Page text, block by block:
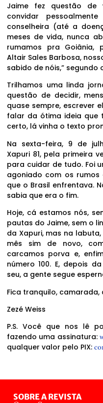
Jaime fez questão de
convidar
conselheira (até a
meses de vida, nunca
rumamos pra Goiânia,
Altair Sales Barbosa,
sabido de nóis,” segundo
Trilhamos uma linda
questão de decidir,
quase sempre, escrever
falar da ótima ideia que
certo, lá vinha o texto
Na sexta-feira, 9 de
Xapuri 81, pela primeira
para cuidar de tudo. Foi
agoniado com os
que o Brasil enfrentava.
sabia que era o fim.
Hoje, cá estamos nós,
pautas do Jaime, sem o
da Xapuri, mas na
mês sim de novo,
carcamos porva e,
número 100. E, depois
seu, a gente segue
Fica tranquilo,
Zezé Weiss
P.S. Você que nos lê
fazendo uma assinatura:
qualquer valor pelo PIX:
SOBRE A REVISTA